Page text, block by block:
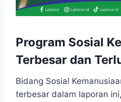
Program Sosial
Terbesar dan
Bidang Sosial
terbesar dalam laporan